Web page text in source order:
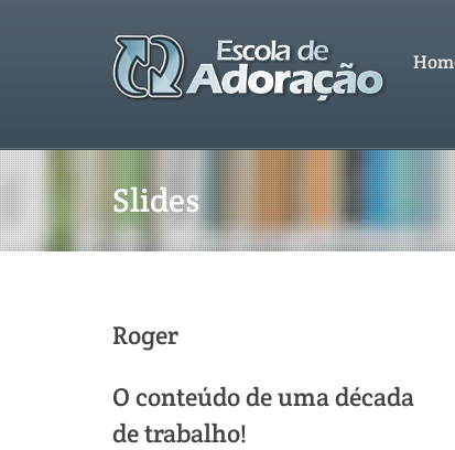
Slides
Roger
O conteúdo de uma década
de trabalho!